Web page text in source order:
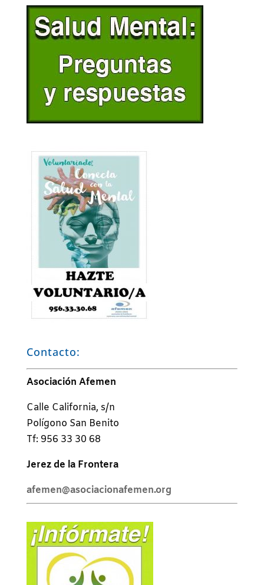
Contacto:
Asociación Afemen
Calle California, s/n
Polígono San Benito
Tf: 956 33 30 68
Jerez de la Frontera
afemen@asociacionafemen.org